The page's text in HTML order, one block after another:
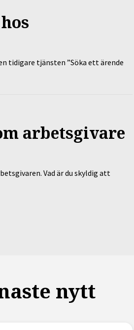
tidigare tjänsten ”Söka ett ärende
arbetsgivare
Vad är du skyldig att
nytt